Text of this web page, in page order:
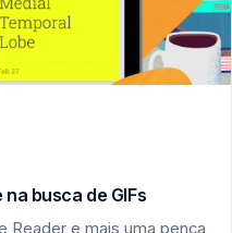
busca de GIFs
Reader e mais uma penca